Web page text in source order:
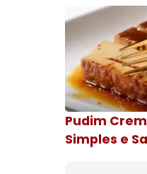
Pudim
Simples e